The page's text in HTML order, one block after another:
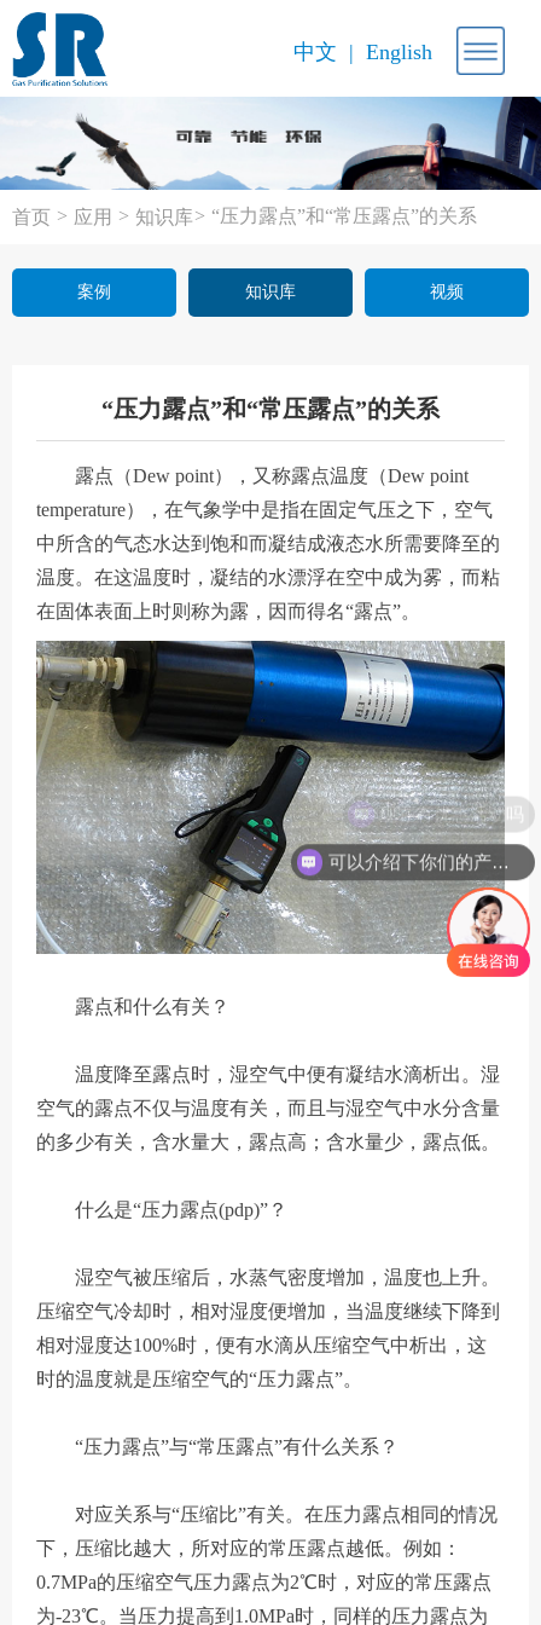
中文 English
首页 > 应用 > 知识库> “压力露点”和“常压露点”的关系
案例 知识库 视频
“压力露点”和“常压露点”的关系
露点（Dew point），又称露点温度（Dew point
temperature），在气象学中是指在固定气压之下，空气
中所含的气态水达到饱和而凝结成液态水所需要降至的
温度。在这温度时，凝结的水漂浮在空中成为雾，而粘
在固体表面上时则称为露，因而得名“露点”。
露点和什么有关？
温度降至露点时，湿空气中便有凝结水滴析出。湿
空气的露点不仅与温度有关，而且与湿空气中水分含量
的多少有关，含水量大，露点高；含水量少，露点低。
什么是“压力露点(pdp)”？
湿空气被压缩后，水蒸气密度增加，温度也上升。
压缩空气冷却时，相对湿度便增加，当温度继续下降到
相对湿度达100%时，便有水滴从压缩空气中析出，这
时的温度就是压缩空气的“压力露点”。
“压力露点”与“常压露点”有什么关系？
对应关系与“压缩比”有关。在压力露点相同的情况
下，压缩比越大，所对应的常压露点越低。例如：
0.7MPa的压缩空气压力露点为2℃时，对应的常压露点
为-23℃。当压力提高到1.0MPa时，同样的压力露点为
可以介绍下你们的产品么
现在有优惠活动吗